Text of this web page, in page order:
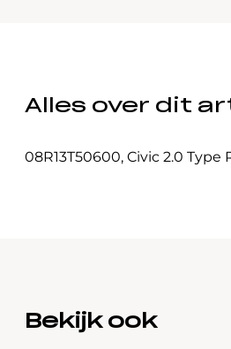
Alles over dit
08R13T50600, Civic 2.0 Type
Bekijk ook